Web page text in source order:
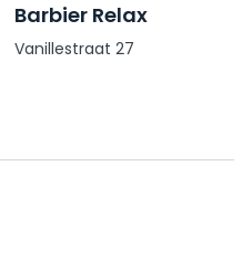
Barbier Relax
Vanillestraat 27